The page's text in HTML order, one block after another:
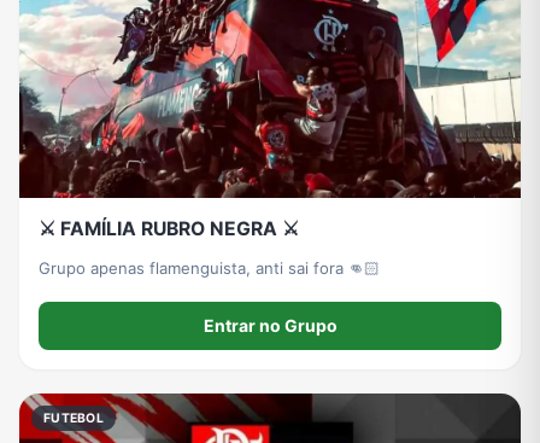
⚔️ FAMÍLIA RUBRO NEGRA ⚔️
Grupo apenas flamenguista, anti sai fora 👊🏻
Entrar no Grupo
FUTEBOL